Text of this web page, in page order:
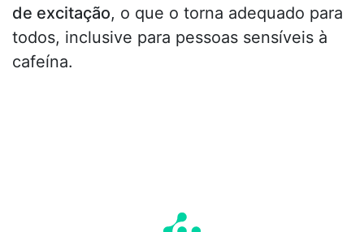
de excitação, o que o torna adequado para
todos, inclusive para pessoas sensíveis à
cafeína.